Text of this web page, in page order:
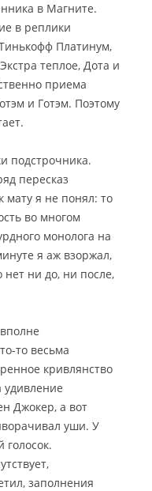
в Магните.
в реплики
Платинум,
теплое, Дота и
приема
и Готэм. Поэтому
подстрочника.
пересказ
мату я не понял: то
во многом
монолога на
я аж взоржал,
нет ни до, ни после,
то весьма
кривлянство
удивление
Джокер, а вот
уши. У
голосок.
заполнения